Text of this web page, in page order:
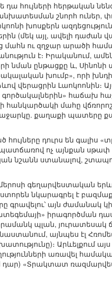
հույների հերթական
շնորհ ուներ,
խոսքերն
(մեկ այլ, ավելի դաժան
մահն ու զղջար արածի
է։ Իրականում,
նման ընթացքը և, Սինոնի
խումբ», որի
վերացրին Լաոկոոնին։
հաճախ
հանկարծակի մահը
քաղաքի պատերը
դուրս են գալիս
ոչ այնքան սթափ
նշանն ստանալով,
գեղարվեստական
նկարագրել է
գրավելու՝ այն ժամանակ
իրագործման
պլան, յուրատեսակ
այնպես էլ
Արևելքում այս
առավել
դար) «Տրակտատ